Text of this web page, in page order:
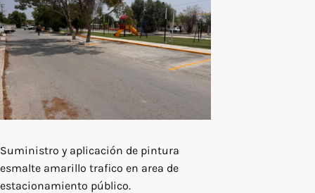
Suministro y aplicación de pintura
esmalte amarillo trafico en area de
estacionamiento público.